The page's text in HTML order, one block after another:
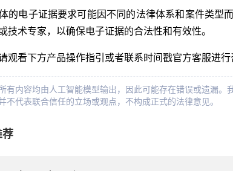
的电子证据要求可能因不同的法律体系和案件类型
技术专家，以确保电子证据的合法性和有效性。
观看下方产品操作指引或者联系时间戳官方客服进行
有内容均由人工智能模型输出，因此可能存在错误或遗漏。
不代表联合信任的立场或观点，不构成正式的法律意见。
荐